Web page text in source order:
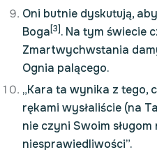
Oni butnie dyskutują,
Boga[3]. Na tym świecie
Zmartwychwstania
Ognia palącego.
„Kara ta wynika z tego,
rękami wysłaliście (na
nie czyni Swoim
niesprawiedliwości”.